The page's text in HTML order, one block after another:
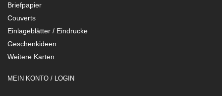
Briefpapier
Couverts
Einlageblätter / Eindrucke
Geschenkideen
Weitere Karten
MEIN KONTO / LOGIN